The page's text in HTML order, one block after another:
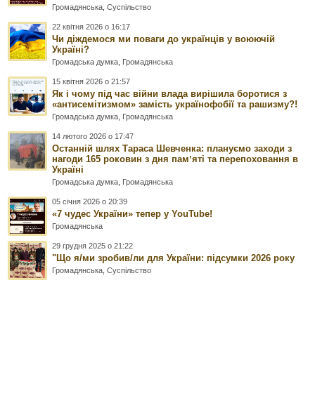
Громадянська ,Суспільство
22 квітня 2026 о 16:17
Чи діждемося ми поваги до українців у воюючій
Україні?
Громадська думка Громадянська
15 квітня 2026 о 21:57
Як і чому під час війни влада вирішила боротися з
«антисемітизмом» замість українофобії та рашизму?!
Громадська думка Громадянська
14 лютого 2026 о 17:47
Останній шлях Тараса Шевченка: плануємо заходи з
нагоди 165 роковин з дня памʼяті та перепоховання в
Україні
Громадська думка Громадянська
05 січня 2026 о 20:39
«7 чудес України» тепер у YouTube!
Громадянська
29 грудня 2025 о 21:22
"Що я/ми зробив/ли для України: підсумки 2026 року
Громадянська ,Суспільство